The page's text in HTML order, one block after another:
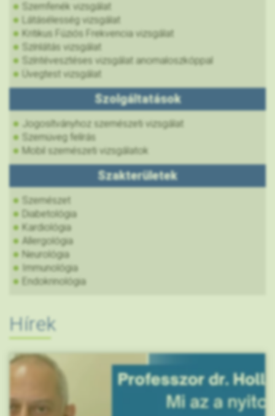
Szemfenék vizsgálat
Látásélesség vizsgálat
Kritikus Fúziós Frekvencia vizsgálat
Színlátás vizsgálat
Színtévesztéses vizsgálat anomaloszkóppal
Üvegtest vizsgálat
Szolgáltatások
Jogosítványhoz szemészeti vizsgálat
Szemüveg felírás
Mobil szemészeti vizsgálatok
Szakterületek
Szemészet
Diabetológia
Kardiológia
Allergológia
Neurológia
Immunológia
Endokrinológia
Hírek